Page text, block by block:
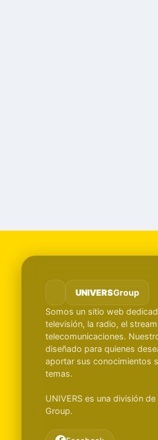
UNIVERSGroup
Somos un sitio web
televisión, la radio, el
telecomunicaciones.
diseñado para quienes
aportar sus conocimientos
temas.
UNIVERS es una división de
Group.